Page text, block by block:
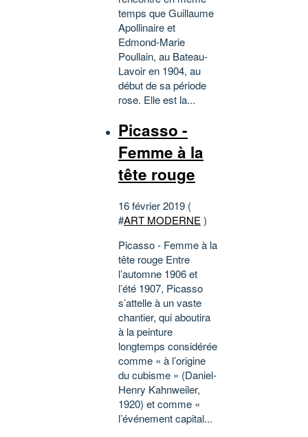
temps que Guillaume
Apollinaire et
Edmond-Marie
Poullain, au Bateau-
Lavoir en 1904, au
début de sa période
rose. Elle est la...
Picasso -
Femme à la
tête rouge
16 février 2019 (
#ART MODERNE )
Picasso - Femme à la
tête rouge Entre
l’automne 1906 et
l’été 1907, Picasso
s’attelle à un vaste
chantier, qui aboutira
à la peinture
longtemps considérée
comme « à l’origine
du cubisme » (Daniel-
Henry Kahnweiler,
1920) et comme «
l’événement capital...